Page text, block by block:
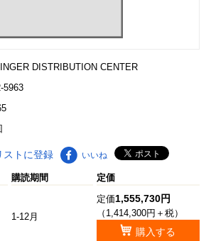
DISTRIBUTION CENTER
5963
ストに登録 いいね
購読期間 定価
1-12月
定価1,555,730円
（1,414,300円＋税）
購入する